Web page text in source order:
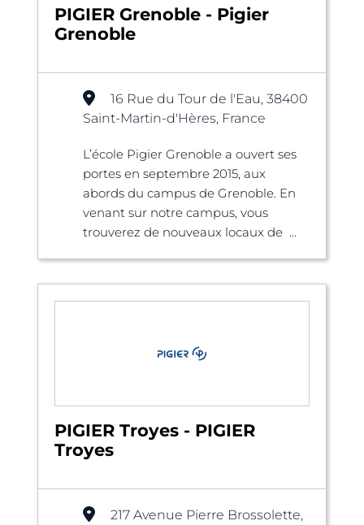
PIGIER Grenoble - Pigier
Grenoble
16 Rue du Tour de l'Eau, 38400
Saint-Martin-d'Hères, France
L’école Pigier Grenoble a ouvert ses
portes en septembre 2015, aux
abords du campus de Grenoble. En
venant sur notre campus, vous
trouverez de nouveaux locaux de ...
PIGIER Troyes - PIGIER
Troyes
217 Avenue Pierre Brossolette,